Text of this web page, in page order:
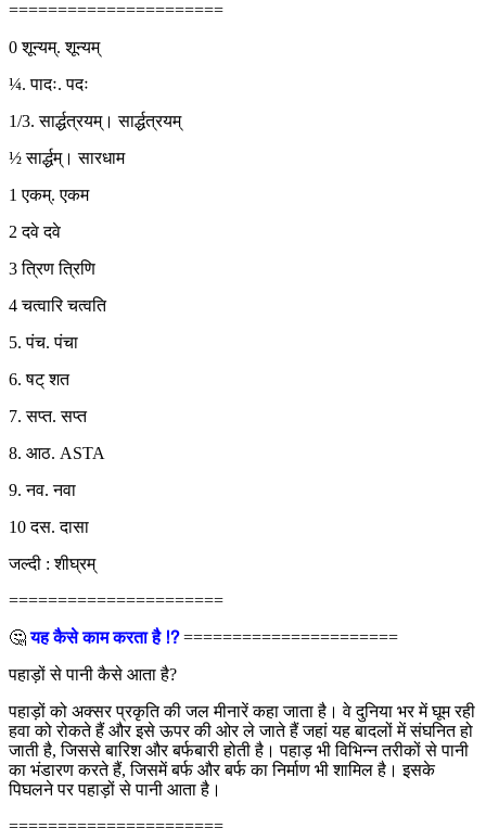
======================
0 शून्यम्. शून्यम्
¼. पादः. पदः
1/3. सार्द्धत्रयम्। सार्द्धत्रयम्
½ सार्द्धम्। सारधाम
1 एकम्. एकम
2 दवे दवे
3 त्रिण त्रिणि
4 चत्वारि चत्वति
5. पंच. पंचा
6. षट् शत
7. सप्त. सप्त
8. आठ. ASTA
9. नव. नवा
10 दस. दासा
जल्दी : शीघ्रम्
======================
🤔यह कैसे काम करता है ⁉======================
पहाड़ों से पानी कैसे आता है?
पहाड़ों को अक्सर प्रकृति की जल मीनारें कहा जाता है। वे दुनिया भर में घूम रही
हवा को रोकते हैं और इसे ऊपर की ओर ले जाते हैं जहां यह बादलों में संघनित हो
जाती है, जिससे बारिश और बर्फबारी होती है। पहाड़ भी विभिन्न तरीकों से पानी
का भंडारण करते हैं, जिसमें बर्फ और बर्फ का निर्माण भी शामिल है। इसके
पिघलने पर पहाड़ों से पानी आता है।